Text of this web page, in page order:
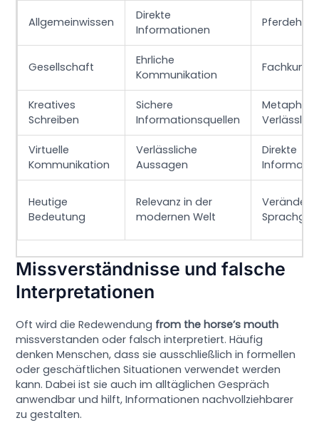
Allgemeinwissen
Direkte
Informationen
Gesellschaft
Ehrliche
Kommunikation
Kreatives
Schreiben
Sichere
Informationsquellen
Virtuelle
Kommunikation
Verlässliche
Aussagen
Direkte
Heutige
Bedeutung
Relevanz in der
modernen Welt
Missverständnisse und falsche
Interpretationen
Oft wird die Redewendung from the horse’s mouth
missverstanden oder falsch interpretiert. Häufig
denken Menschen, dass sie ausschließlich in formellen
oder geschäftlichen Situationen verwendet werden
kann. Dabei ist sie auch im alltäglichen Gespräch
anwendbar und hilft, Informationen nachvollziehbarer
zu gestalten.